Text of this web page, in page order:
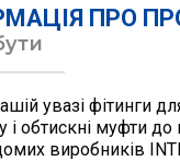
ПРО
увазі фітинги
і обтискні муфти до
виробників